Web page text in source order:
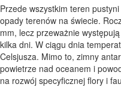
Przede wszystkim teren
opady terenów na świecie.
mm, lecz przeważnie
kilka dni. W ciągu dnia
Celsjusza. Mimo to, zimny
powietrze nad oceanem i
na rozwój specyficznej flory i